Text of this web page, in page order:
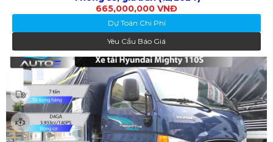
665,000,000 VNĐ
Dự Toán Chi Phí
Yêu Cầu Báo Giá